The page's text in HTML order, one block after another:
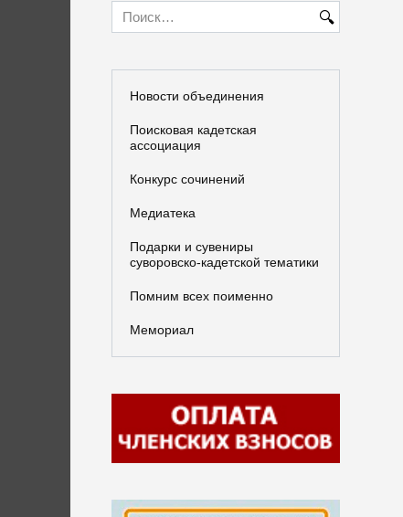
for:
Новости объединения
Поисковая кадетская
ассоциация
Конкурс сочинений
Медиатека
Подарки и сувениры
суворовско-кадетской тематики
Помним всех поименно
Мемориал